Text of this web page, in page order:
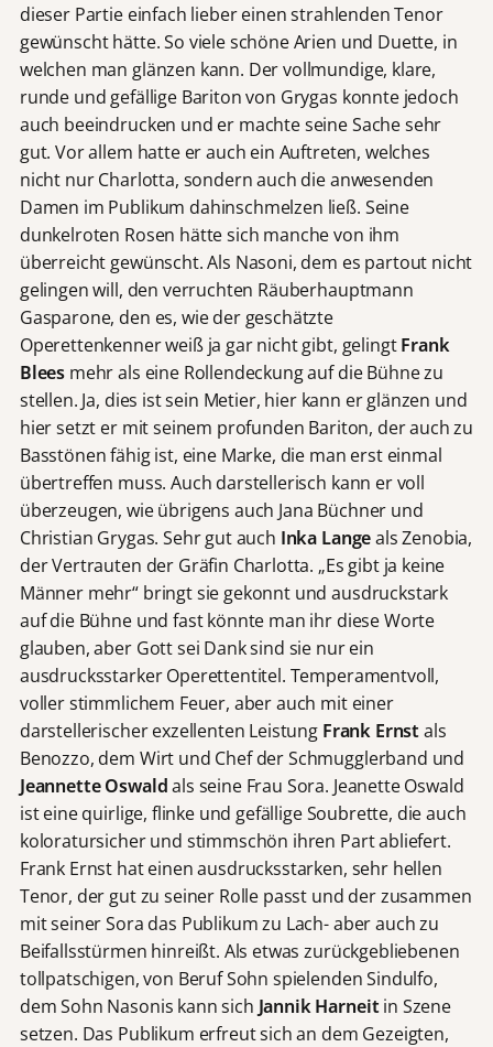
dieser Partie einfach lieber einen strahlenden Tenor
gewünscht hätte. So viele schöne Arien und Duette, in
welchen man glänzen kann. Der vollmundige, klare,
runde und gefällige Bariton von Grygas konnte jedoch
auch beeindrucken und er machte seine Sache sehr
gut. Vor allem hatte er auch ein Auftreten, welches
nicht nur Charlotta, sondern auch die anwesenden
Damen im Publikum dahinschmelzen ließ. Seine
dunkelroten Rosen hätte sich manche von ihm
überreicht gewünscht. Als Nasoni, dem es partout nicht
gelingen will, den verruchten Räuberhauptmann
Gasparone, den es, wie der geschätzte
Operettenkenner weiß ja gar nicht gibt, gelingtFrank
Blees mehr als eine Rollendeckung auf die Bühne zu
stellen. Ja, dies ist sein Metier, hier kann er glänzen und
hier setzt er mit seinem profunden Bariton, der auch zu
Basstönen fähig ist, eine Marke, die man erst einmal
übertreffen muss. Auch darstellerisch kann er voll
überzeugen, wie übrigens auch Jana Büchner und
Christian Grygas. Sehr gut auch Inka Langeals Zenobia,
der Vertrauten der Gräfin Charlotta. „Es gibt ja keine
Männer mehr“ bringt sie gekonnt und ausdruckstark
auf die Bühne und fast könnte man ihr diese Worte
glauben, aber Gott sei Dank sind sie nur ein
ausdrucksstarker Operettentitel. Temperamentvoll,
voller stimmlichem Feuer, aber auch mit einer
darstellerischer exzellenten Leistung Frank Ernstals
Benozzo, dem Wirt und Chef der Schmugglerband und
Jeannette Oswaldals seine Frau Sora. Jeanette Oswald
ist eine quirlige, flinke und gefällige Soubrette, die auch
koloratursicher und stimmschön ihren Part abliefert.
Frank Ernst hat einen ausdrucksstarken, sehr hellen
Tenor, der gut zu seiner Rolle passt und der zusammen
mit seiner Sora das Publikum zu Lach- aber auch zu
Beifallsstürmen hinreißt. Als etwas zurückgebliebenen
tollpatschigen, von Beruf Sohn spielenden Sindulfo,
dem Sohn Nasonis kann sich Jannik Harneitin Szene
setzen. Das Publikum erfreut sich an dem Gezeigten,